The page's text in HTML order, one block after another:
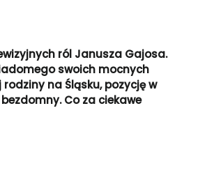
ról Janusza Gajosa.
swoich mocnych
na Śląsku, pozycję w
Co za ciekawe